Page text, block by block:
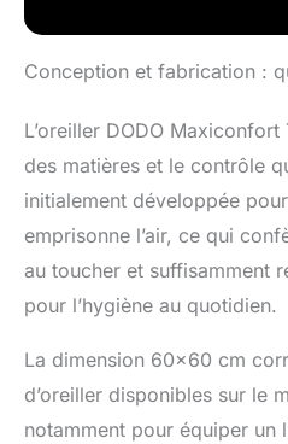
Conception et fabrication :
L’oreiller DODO
des matières et le contrôle
initialement développée
emprisonne l’air, ce qui
au toucher et suffisamment
pour l’hygiène au quotidien.
La dimension 60×60 cm
d’oreiller disponibles sur le
notamment pour équiper un